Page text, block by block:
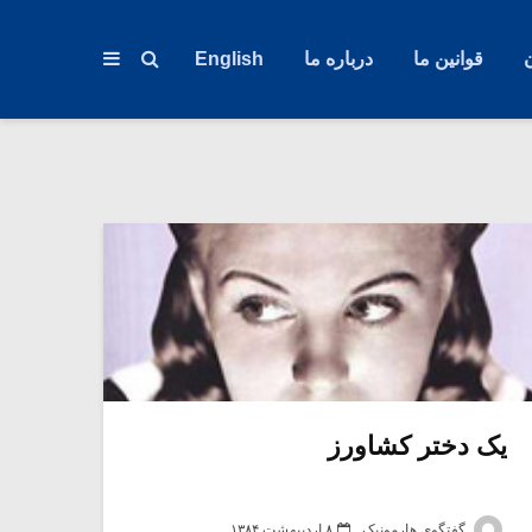
قوانین ما درباره ما English
یک دختر کشاورز